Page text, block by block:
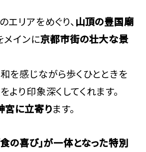
リアをめぐり、山頂の豊国廟
メインに京都市街の壮大な景
を感じながら歩くひとときを
り印象深くしてくれます。
宮に立寄ります。
食の喜び」が一体となった特別